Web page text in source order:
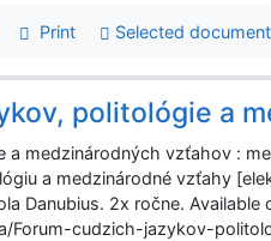
Print Selected
politológie a
a medzinárodných vzťahov :
a medzinárodné vzťahy
Danubius. 2x ročne. Available
Forum-cudzich-jazykov-